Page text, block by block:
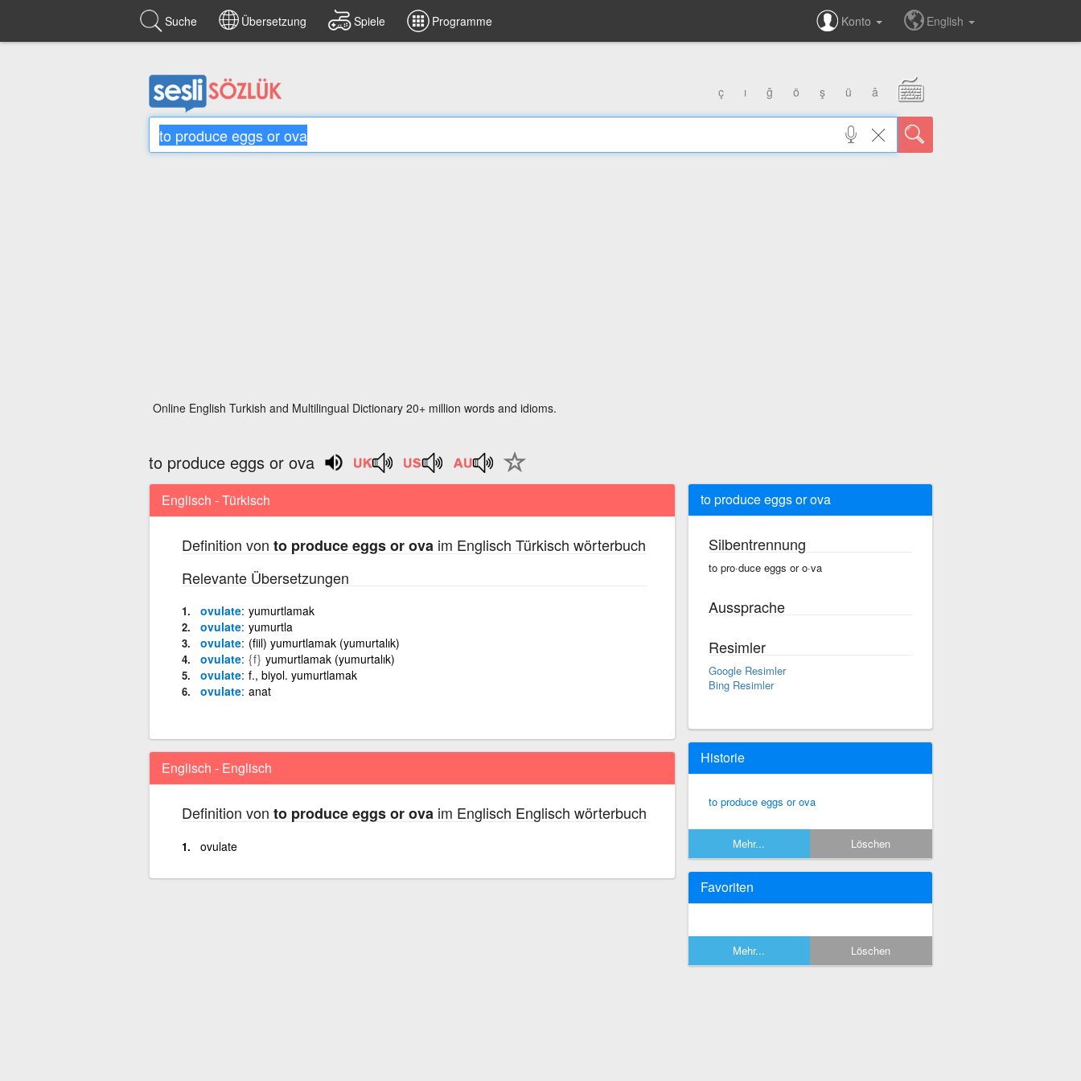
Suche Übersetzung Spiele Programme Konto English
ç ı ğ ö ş ü â
Online English Turkish and Multilingual Dictionary 20+ million words and idioms.
to produce eggs or ova
Englisch - Türkisch
Definition von to produce eggs or ova im Englisch Türkisch wörterbuch
Relevante Übersetzungen
ovulate yumurtlamak
ovulate yumurtla
ovulate (fiil) yumurtlamak (yumurtalık)
ovulate {f} yumurtlamak (yumurtalık)
ovulate f., biyol. yumurtlamak
ovulate anat
Englisch - Englisch
Definition von to produce eggs or ova im Englisch Englisch wörterbuch
ovulate
to produce eggs or ova
Silbentrennung
to pro·duce eggs or o·va
Aussprache
Resimler
Google Resimler
Bing Resimler
Historie
to produce eggs or ova
Mehr... Löschen
Favoriten
Mehr... Löschen